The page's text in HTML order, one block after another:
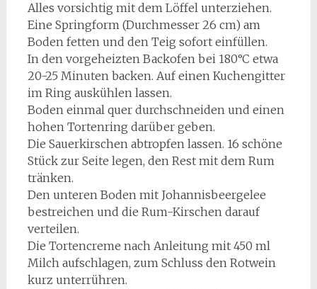
Alles vorsichtig mit dem Löffel unterziehen.
Eine Springform (Durchmesser 26 cm) am
Boden fetten und den Teig sofort einfüllen.
In den vorgeheizten Backofen bei 180°C etwa
20-25 Minuten backen. Auf einen Kuchengitter
im Ring auskühlen lassen.
Boden einmal quer durchschneiden und einen
hohen Tortenring darüber geben.
Die Sauerkirschen abtropfen lassen. 16 schöne
Stück zur Seite legen, den Rest mit dem Rum
tränken.
Den unteren Boden mit Johannisbeergelee
bestreichen und die Rum-Kirschen darauf
verteilen.
Die Tortencreme nach Anleitung mit 450 ml
Milch aufschlagen, zum Schluss den Rotwein
kurz unterrühren.